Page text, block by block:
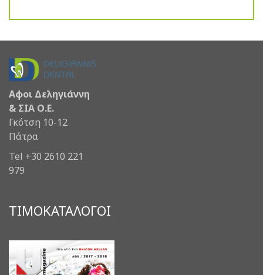
Αφοι Δεληγιάννη
& ΣΙΑ Ο.Ε.
Γκότση 10-12
Πάτρα
Tel +30 2610 221
979
ΤΙΜΟΚΑΤΑΛΟΓΟΙ